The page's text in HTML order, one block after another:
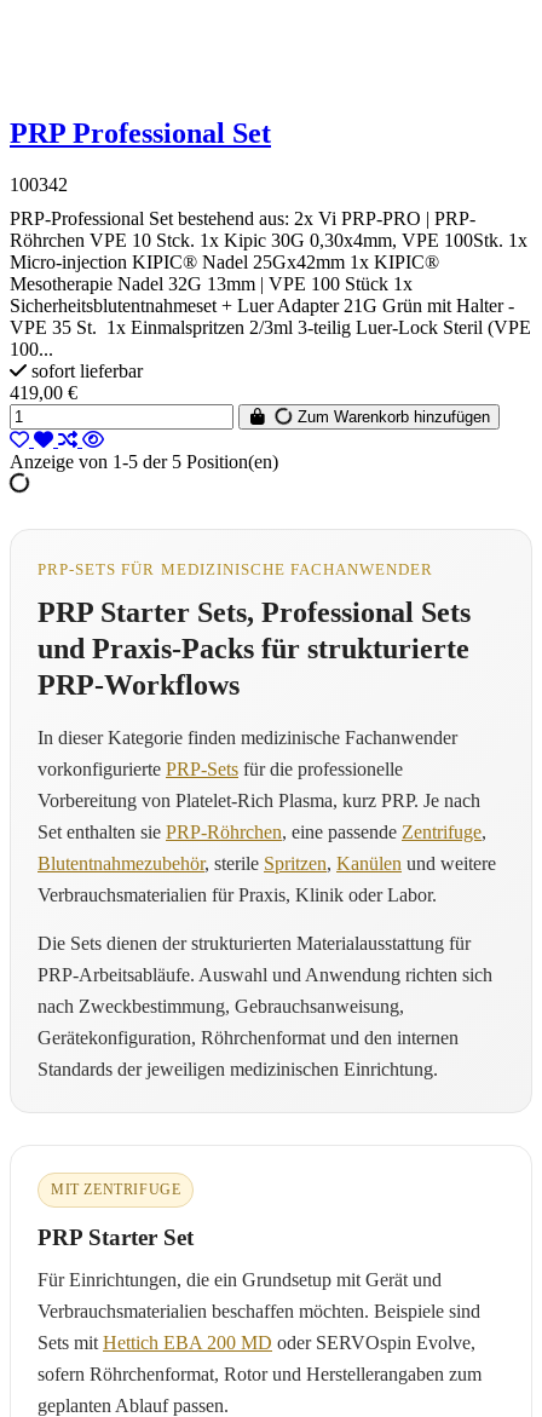
PRP Professional Set
100342
PRP-Professional Set bestehend aus: 2x Vi PRP-PRO | PRP-
Röhrchen VPE 10 Stck. 1x Kipic 30G 0,30x4mm, VPE 100Stk. 1x
Micro-injection KIPIC® Nadel 25Gx42mm 1x KIPIC®
Mesotherapie Nadel 32G 13mm | VPE 100 Stück 1x
Sicherheitsblutentnahmeset + Luer Adapter 21G Grün mit Halter -
VPE 35 St. 1x Einmalspritzen 2/3ml 3-teilig Luer-Lock Steril (VPE
100...
sofort lieferbar
419,00 €
Zum Warenkorb hinzufügen
Anzeige von 1-5 der 5 Position(en)
PRP-SETS FÜR MEDIZINISCHE FACHANWENDER
PRP Starter Sets, Professional Sets
und Praxis-Packs für strukturierte
PRP-Workflows
In dieser Kategorie finden medizinische Fachanwender
vorkonfigurierte PRP-Sets für die professionelle
Vorbereitung von Platelet-Rich Plasma, kurz PRP. Je nach
Set enthalten sie PRP-Röhrchen, eine passende Zentrifuge,
Blutentnahmezubehör, sterile Spritzen, Kanülen und weitere
Verbrauchsmaterialien für Praxis, Klinik oder Labor.
Die Sets dienen der strukturierten Materialausstattung für
PRP-Arbeitsabläufe. Auswahl und Anwendung richten sich
nach Zweckbestimmung, Gebrauchsanweisung,
Gerätekonfiguration, Röhrchenformat und den internen
Standards der jeweiligen medizinischen Einrichtung.
MIT ZENTRIFUGE
PRP Starter Set
Für Einrichtungen, die ein Grundsetup mit Gerät und
Verbrauchsmaterialien beschaffen möchten. Beispiele sind
Sets mit Hettich EBA 200 MD oder SERVOspin Evolve,
sofern Röhrchenformat, Rotor und Herstellerangaben zum
geplanten Ablauf passen.